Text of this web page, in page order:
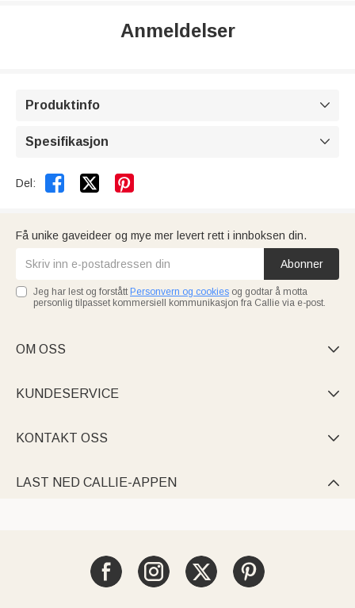
Anmeldelser
Produktinfo 
Spesifikasjon 
Del:  
Få unike gaveideer og mye mer levert rett i innboksen din.
Abonner
Jeg har lest og forstått Personvern og cookies og godtar å motta
personlig tilpasset kommersiell kommunikasjon fra Callie via e-post.
OM OSS 
KUNDESERVICE 
KONTAKT OSS 
LAST NED CALLIE-APPEN 